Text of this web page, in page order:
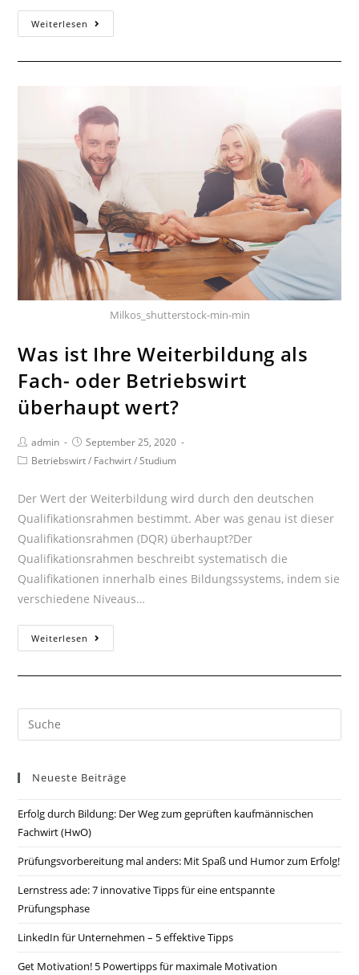
Weiterlesen
als
Betriebswirt
Milkos_shutterstock-min-min
Was ist Ihre Weiterbildung als
Fach- oder Betriebswirt
überhaupt wert?
Beitrags-
Autor:
admin
Beitrag
September 25, 2020
Beitrags-
Betriebswirt / Fachwirt / Studium
Der Wert der Weiterbildung wird durch den deutschen
Qualifikationsrahmen bestimmt. Aber was genau ist dieser
Qualifikationsrahmen (DQR) überhaupt?Der
Qualifikationsrahmen beschreibt systematisch die
Qualifikationen innerhalb eines Bildungssystems, indem sie
verschiedene Niveaus…
Weiterlesen
ist
Ihre
als
Betriebswirt
wert?
Neueste Beiträge
Erfolg durch Bildung: Der Weg zum geprüften kaufmännischen
Fachwirt (HwO)
Prüfungsvorbereitung mal anders: Mit Spaß und Humor zum Erfolg!
Lernstress ade: 7 innovative Tipps für eine entspannte
Prüfungsphase
LinkedIn für Unternehmen – 5 effektive Tipps
Get Motivation! 5 Powertipps für maximale Motivation